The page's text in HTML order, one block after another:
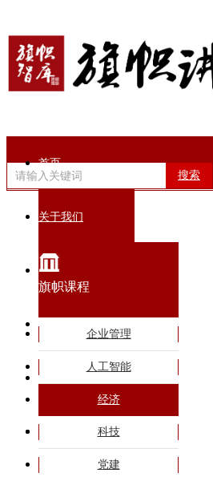
搜索
首页
关于我们
旗帜动态
智库专家
旗帜课程
旗帜课程
企业管理
人工智能
经济
科技
党建